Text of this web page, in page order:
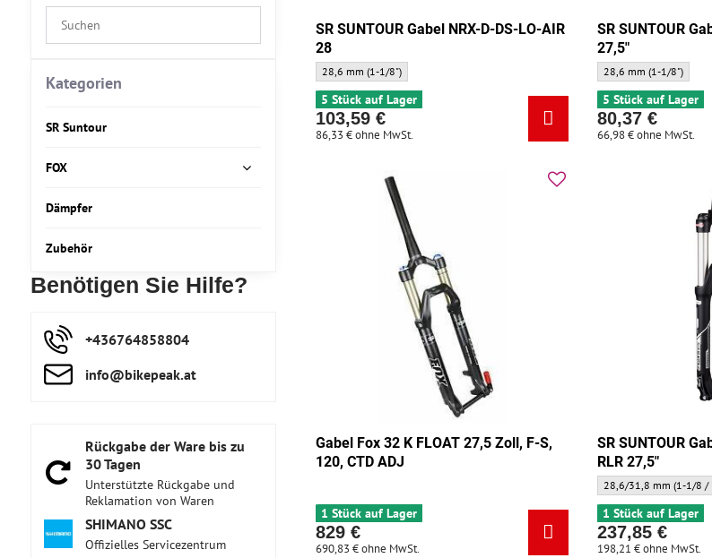
SR SUNTOUR Gabel NRX-D-DS-LO-AIR
28
SR SUNTOUR Gabel NRX-D-DS-LO-AIR 28 - Gabelhals:
28,6 mm (1-1/8")
5 Stück auf Lager
103,59 €
86,33 €ohne MwSt.
SR SUNTOUR
27,5"
SR SUNTOUR Gabel
28,6 mm (1-1/8")
5 Stück auf Lager
80,37 €
66,98 €ohne MwSt.
Gabel Fox 32 K FLOAT 27,5 Zoll, F-S,
120, CTD ADJ
1 Stück auf Lager
829 €
690,83 €ohne MwSt.
SR SUNTOUR
RLR 27,5"
SR SUNTOUR Gabel
28,6/31,8 mm (1-1/8 /
1 Stück auf Lager
237,85 €
198,21 €ohne MwSt.
Suchfilterergebnisse
Benötigen Sie Hilfe?
+436764858804
info​@bikepeak​.at
Rückgabe der Ware bis zu
30 Tagen
Unterstützte Rückgabe und
Reklamation von Waren
SHIMANO SSC
Offizielles Servicezentrum
Kategorien
SR Suntour
FOX
Dämpfer
Zubehör